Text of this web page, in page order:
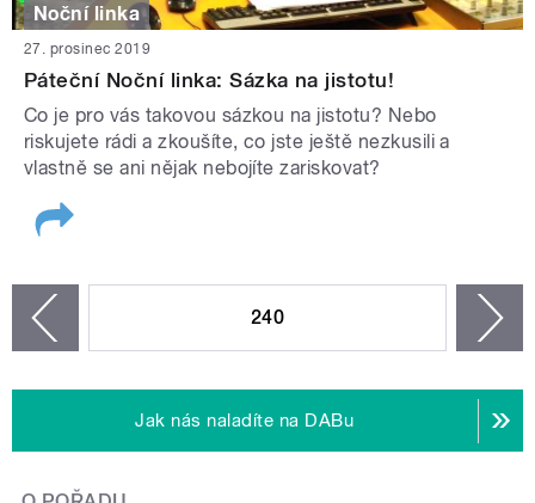
Noční linka
27. prosinec 2019
Páteční Noční linka: Sázka na jistotu!
Co je pro vás takovou sázkou na jistotu? Nebo
riskujete rádi a zkoušíte, co jste ještě nezkusili a
vlastně se ani nějak nebojíte zariskovat?
240
Jak nás naladíte na DABu